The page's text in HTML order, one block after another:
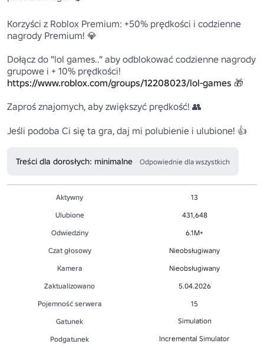
Korzyści z Roblox Premium: +50% prędkości i codzienne
nagrody Premium! 💎
Dołącz do "lol games.." aby odblokować codzienne nagrody
https://www.roblox.com/groups/12208023/lol-games 🎁
Zaproś znajomych, aby zwiększyć prędkość! 👥
Jeśli podoba Ci się ta gra, daj mi polubienie i ulubione! 👍
Treści dla dorosłych: minimalne Odpowiednie dla wszystkich
Aktywny
13
Ulubione
431,648
Odwiedziny
6.1M+
Czat głosowy
Nieobsługiwany
Kamera
Nieobsługiwany
Zaktualizowano
5.04.2026
Pojemność serwera
15
Gatunek
Simulation
Podgatunek Incremental Simulator